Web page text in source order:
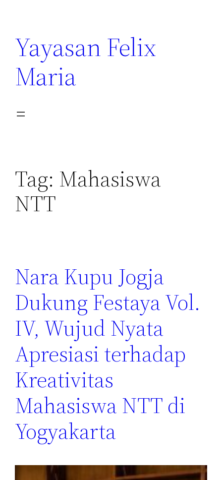
Yayasan Felix
Maria
Tag: Mahasiswa
NTT
Nara Kupu Jogja
Dukung Festaya Vol.
IV, Wujud Nyata
Apresiasi terhadap
Kreativitas
Mahasiswa NTT di
Yogyakarta